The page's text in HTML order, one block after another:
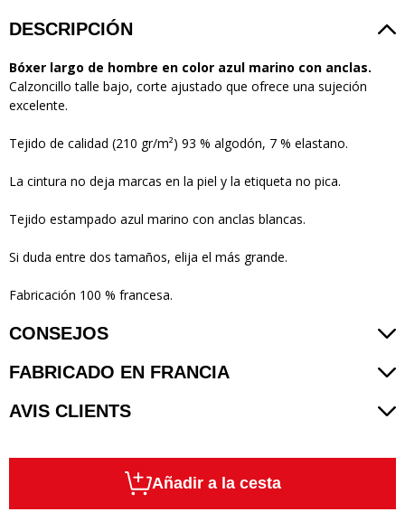
DESCRIPCIÓN
Bóxer largo de hombre en color azul marino con anclas.
Calzoncillo talle bajo, corte ajustado que ofrece una sujeción
excelente.
Tejido de calidad (210 gr/m²) 93 % algodón, 7 % elastano.
La cintura no deja marcas en la piel y la etiqueta no pica.
Tejido estampado azul marino con anclas blancas.
Si duda entre dos tamaños, elija el más grande.
Fabricación 100 % francesa.
CONSEJOS
FABRICADO EN FRANCIA
AVIS CLIENTS
Añadir a la cesta